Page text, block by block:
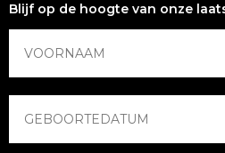
Blijf op de hoogte van onze